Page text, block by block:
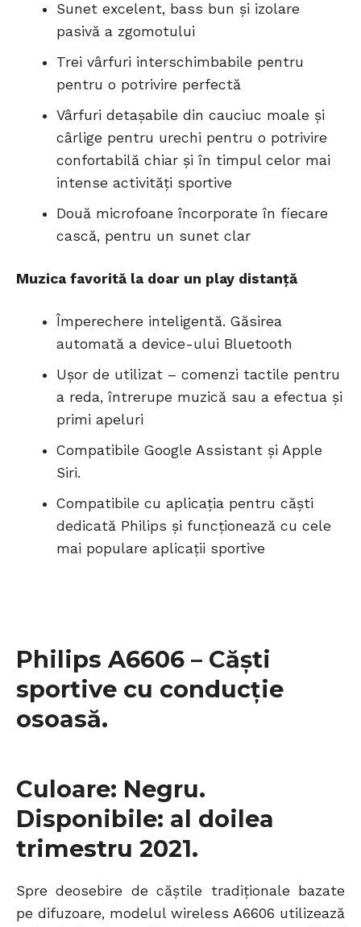
Sunet excelent, bass bun și izolare
pasivă a zgomotului
Trei vârfuri interschimbabile pentru
pentru o potrivire perfectă
Vârfuri detașabile din cauciuc moale și
cârlige pentru urechi pentru o potrivire
confortabilă chiar și în timpul celor mai
intense activități sportive
Două microfoane încorporate în fiecare
cască, pentru un sunet clar
Muzica favorită la doar un play distanță
Împerechere inteligentă. Găsirea
automată a device-ului Bluetooth
Ușor de utilizat – comenzi tactile pentru
a reda, întrerupe muzică sau a efectua și
primi apeluri
Compatibile Google Assistant și Apple
Siri.
Compatibile cu aplicația pentru căști
dedicată Philips și funcționează cu cele
mai populare aplicații sportive
Philips A6606 – Căști
sportive cu conducție
osoasă.
Culoare: Negru.
Disponibile: al doilea
trimestru 2021.
Spre deosebire de căștile tradiționale bazate
pe difuzoare, modelul wireless A6606 utilizează